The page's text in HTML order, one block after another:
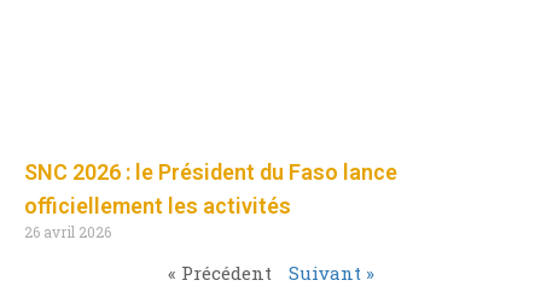
SNC 2026 : le Président du Faso lance
officiellement les activités
26 avril 2026
« Précédent Suivant »